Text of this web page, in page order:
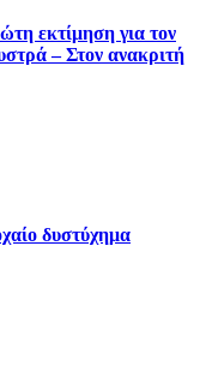
εκτίμηση για τον
– Στον ανακριτή
δυστύχημα